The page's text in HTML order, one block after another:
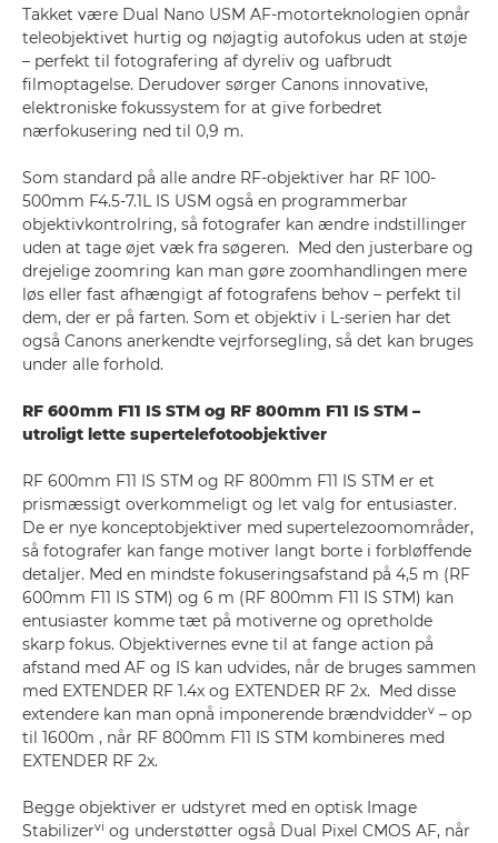
Takket være Dual Nano USM AF-motorteknologien opnår
teleobjektivet hurtig og nøjagtig autofokus uden at støje
– perfekt til fotografering af dyreliv og uafbrudt
filmoptagelse. Derudover sørger Canons innovative,
elektroniske fokussystem for at give forbedret
nærfokusering ned til 0,9 m.
Som standard på alle andre RF-objektiver har RF 100-
500mm F4.5-7.1L IS USM også en programmerbar
objektivkontrolring, så fotografer kan ændre indstillinger
uden at tage øjet væk fra søgeren. Med den justerbare og
drejelige zoomring kan man gøre zoomhandlingen mere
løs eller fast afhængigt af fotografens behov – perfekt til
dem, der er på farten. Som et objektiv i L-serien har det
også Canons anerkendte vejrforsegling, så det kan bruges
under alle forhold.
RF 600mm F11 IS STM og RF 800mm F11 IS STM –
utroligt lette supertelefotoobjektiver
RF 600mm F11 IS STM og RF 800mm F11 IS STM er et
prismæssigt overkommeligt og let valg for entusiaster.
De er nye konceptobjektiver med supertelezoomområder,
så fotografer kan fange motiver langt borte i forbløffende
detaljer. Med en mindste fokuseringsafstand på 4,5 m (RF
600mm F11 IS STM) og 6 m (RF 800mm F11 IS STM) kan
entusiaster komme tæt på motiverne og opretholde
skarp fokus. Objektivernes evne til at fange action på
afstand med AF og IS kan udvides, når de bruges sammen
med EXTENDER RF 1.4x og EXTENDER RF 2x. Med disse
extendere kan man opnå imponerende brændvidderv – op
til 1600m , når RF 800mm F11 IS STM kombineres med
EXTENDER RF 2x.
Begge objektiver er udstyret med en optisk Image
Stabilizervi og understøtter også Dual Pixel CMOS AF, når